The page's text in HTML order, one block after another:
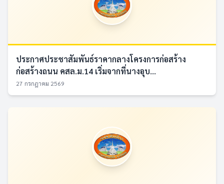
ประกาศประชาสัมพันธ์ราคากลางโครงการก่อสร้าง
ก่อสร้างถนน คสล.ม.14 เริ่มจากที่นางอุบ...
27 กรกฎาคม 2569